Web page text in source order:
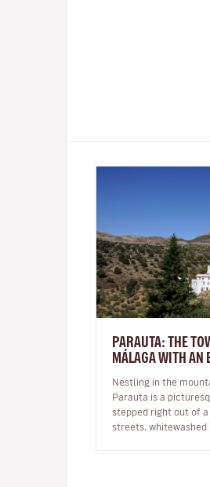
PARAUTA: THE
MÁLAGA WITH AN
Nestling in the
Parauta is a
stepped right out of
streets, whitewashed